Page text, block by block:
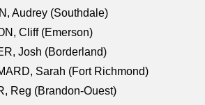
Audrey (Southdale)
Cliff (Emerson)
Josh (Borderland)
Sarah (Fort Richmond)
Reg (Brandon-Ouest)